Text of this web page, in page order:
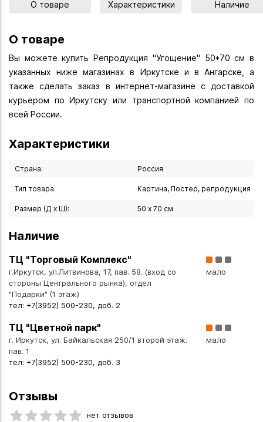
О товаре Характеристики Наличие
О товаре
Вы можете купить Репродукция "Угощение" 50*70 см в
указанных ниже магазинах в Иркутске и в Ангарске, а
также сделать заказ в интернет-магазине с доставкой
курьером по Иркутску или транспортной компанией по
всей России.
Характеристики
Страна: Россия
Тип товара: Картина, Постер, репродукция
Размер (Д х Ш): 50 х 70 см
Наличие
ТЦ "Торговый Комплекс"
г.Иркутск, ул.Литвинова, 17, пав. 58. (вход со
стороны Центрального рынка), отдел
"Подарки" (1 этаж)
тел: +7(3952) 500-230, доб. 2
мало
ТЦ "Цветной парк"
г. Иркутск, ул. Байкальская 250/1 второй этаж.
пав. 1
тел: +7(3952) 500-230, доб. 3
мало
Отзывы
нет отзывов